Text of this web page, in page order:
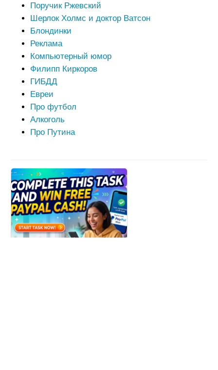
Поручик Ржевский
Шерлок Холмс и доктор Ватсон
Блондинки
Реклама
Компьютерный юмор
Филипп Киркоров
ГИБДД
Евреи
Про футбол
Алкоголь
Про Путина